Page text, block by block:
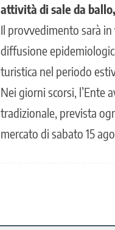
attività di sale da
Il provvedimento sarà
diffusione
turistica nel periodo
Nei giorni scorsi, l’Ente
tradizionale, prevista
mercato di sabato 15